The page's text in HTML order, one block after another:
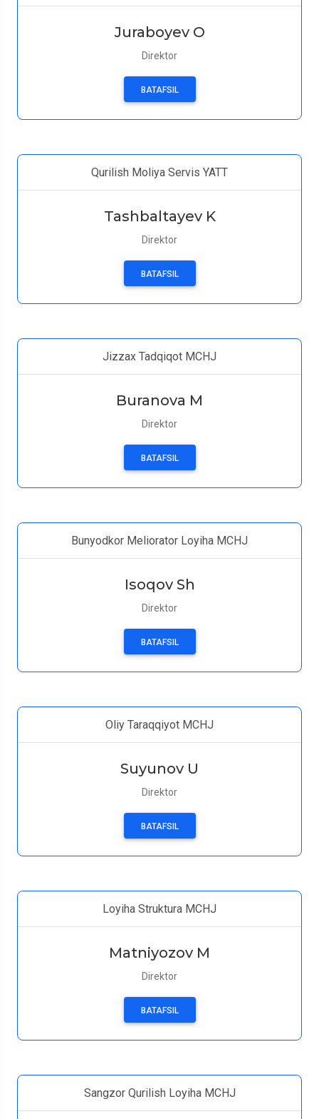
Juraboyev O
Direktor
BATAFSIL
Qurilish Moliya Servis YATT
Tashbaltayev K
Direktor
BATAFSIL
Jizzax Tadqiqot MCHJ
Buranova M
Direktor
BATAFSIL
Bunyodkor Meliorator Loyiha MCHJ
Isoqov Sh
Direktor
BATAFSIL
Oliy Taraqqiyot MCHJ
Suyunov U
Direktor
BATAFSIL
Loyiha Struktura MCHJ
Matniyozov M
Direktor
BATAFSIL
Sangzor Qurilish Loyiha MCHJ